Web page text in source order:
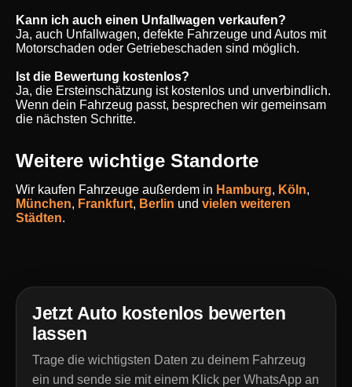
Kann ich auch einen Unfallwagen verkaufen?
Ja, auch Unfallwagen, defekte Fahrzeuge und Autos mit
Motorschaden oder Getriebeschaden sind möglich.
Ist die Bewertung kostenlos?
Ja, die Ersteinschätzung ist kostenlos und unverbindlich.
Wenn dein Fahrzeug passt, besprechen wir gemeinsam
die nächsten Schritte.
Weitere wichtige Standorte
Wir kaufen Fahrzeuge außerdem in Hamburg, Köln,
München, Frankfurt, Berlin und vielen weiteren
Städten.
Jetzt Auto kostenlos bewerten
lassen
Trage die wichtigsten Daten zu deinem Fahrzeug
ein und sende sie mit einem Klick per WhatsApp an